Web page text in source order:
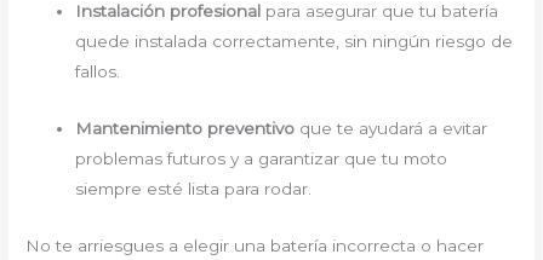
Instalación profesional para asegurar que tu batería
quede instalada correctamente, sin ningún riesgo de
fallos.
Mantenimiento preventivo que te ayudará a evitar
problemas futuros y a garantizar que tu moto
siempre esté lista para rodar.
No te arriesgues a elegir una batería incorrecta o hacer